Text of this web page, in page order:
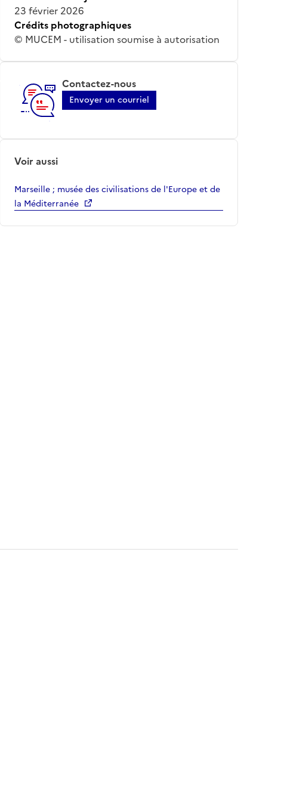
23 février 2026
Crédits photographiques
© MUCEM - utilisation soumise à autorisation
Contactez-nous
Envoyer un courriel
Voir aussi
Marseille ; musée des civilisations de l'Europe et de
la Méditerranée